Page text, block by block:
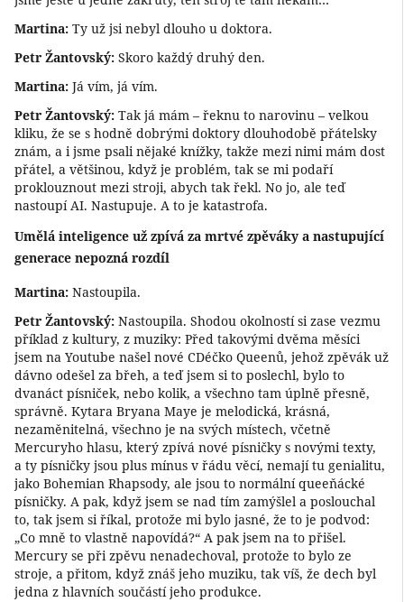
Martina: Ty už jsi nebyl dlouho u doktora.
Petr Žantovský: Skoro každý druhý den.
Martina: Já vím, já vím.
Petr Žantovský: Tak já mám – řeknu to narovinu – velkou
kliku, že se s hodně dobrými doktory dlouhodobě přátelsky
znám, a i jsme psali nějaké knížky, takže mezi nimi mám dost
přátel, a většinou, když je problém, tak se mi podaří
proklouznout mezi stroji, abych tak řekl. No jo, ale teď
nastoupí AI. Nastupuje. A to je katastrofa.
Umělá inteligence už zpívá za mrtvé zpěváky a nastupující
generace nepozná rozdíl
Martina: Nastoupila.
Petr Žantovský: Nastoupila. Shodou okolností si zase vezmu
příklad z kultury, z muziky: Před takovými dvěma měsíci
jsem na Youtube našel nové CDéčko Queenů, jehož zpěvák už
dávno odešel za břeh, a teď jsem si to poslechl, bylo to
dvanáct písniček, nebo kolik, a všechno tam úplně přesně,
správně. Kytara Bryana Maye je melodická, krásná,
nezaměnitelná, všechno je na svých místech, včetně
Mercuryho hlasu, který zpívá nové písničky s novými texty,
a ty písničky jsou plus mínus v řádu věcí, nemají tu genialitu,
jako Bohemian Rhapsody, ale jsou to normální queeňácké
písničky. A pak, když jsem se nad tím zamýšlel a poslouchal
to, tak jsem si říkal, protože mi bylo jasné, že to je podvod:
„Co mně to vlastně napovídá?“ A pak jsem na to přišel.
Mercury se při zpěvu nenadechoval, protože to bylo ze
stroje, a přitom, když znáš jeho muziku, tak víš, že dech byl
jedna z hlavních součástí jeho produkce.